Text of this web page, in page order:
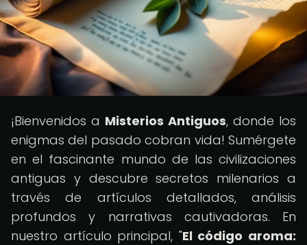
¡Bienvenidos a Misterios Antiguos, donde los
enigmas del pasado cobran vida! Sumérgete
en el fascinante mundo de las civilizaciones
antiguas y descubre secretos milenarios a
través de artículos detallados, análisis
profundos y narrativas cautivadoras. En
nuestro artículo principal, "El código aroma: